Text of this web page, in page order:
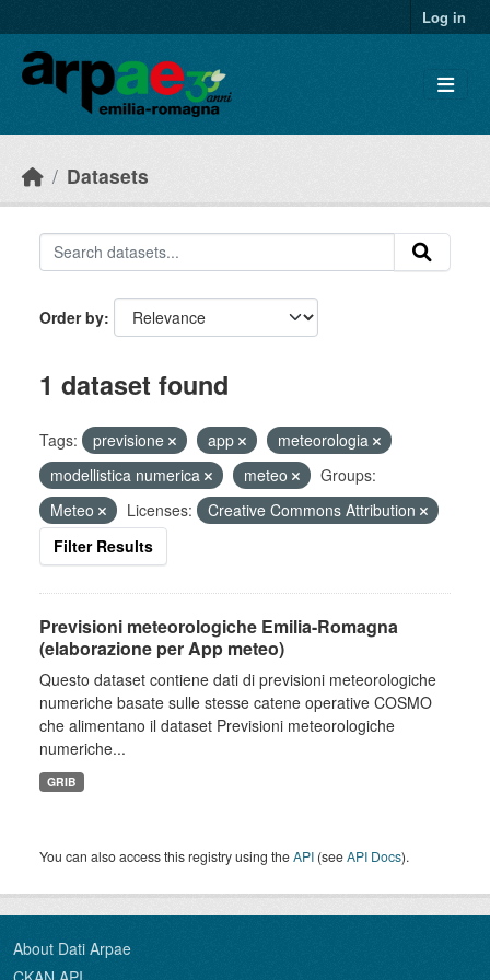
Log in
Datasets
Order by
1 dataset found
Tags: previsione app
meteorologia
modellistica numerica
meteo
Groups:
Meteo
Licenses:
Creative Commons Attribution
Filter Results
Previsioni meteorologiche Emilia-Romagna
(elaborazione per App meteo)
Questo dataset contiene dati di previsioni meteorologiche
numeriche basate sulle stesse catene operative COSMO
che alimentano il dataset Previsioni meteorologiche
numeriche...
GRIB
You can also access this registry using theAPI (seeAPI Docs).
About Dati Arpae